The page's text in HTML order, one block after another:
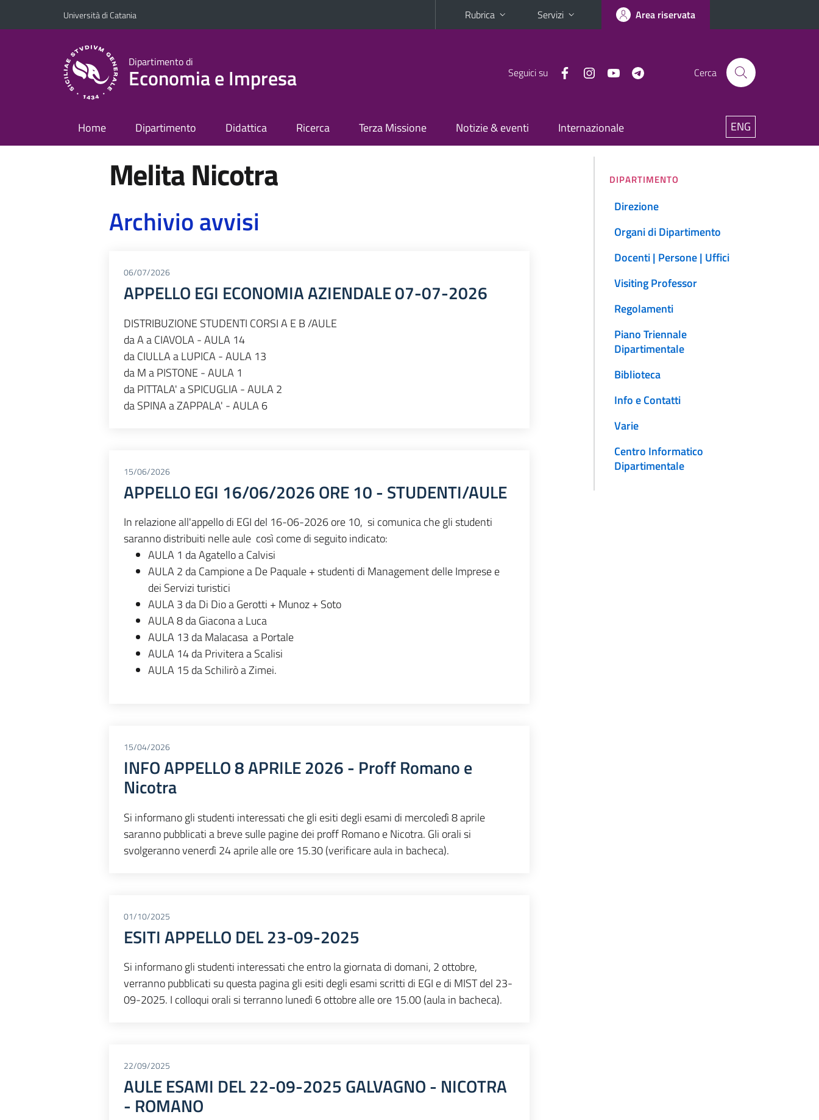
Vai al contenuto principale
Vai al menu di navigazione
Università di Catania Rubrica Servizi Area riservata
Dipartimento di
Economia e Impresa Seguici su Cerca
Home Dipartimento Didattica Ricerca Terza Missione Notizie & eventi Internazionale ENG
Melita Nicotra
Archivio avvisi
06/07/2026
APPELLO EGI ECONOMIA AZIENDALE 07-07-2026
DISTRIBUZIONE STUDENTI CORSI A E B /AULE
da A a CIAVOLA - AULA 14
da CIULLA a LUPICA - AULA 13
da M a PISTONE - AULA 1
da PITTALA' a SPICUGLIA - AULA 2
da SPINA a ZAPPALA' - AULA 6
15/06/2026
APPELLO EGI 16/06/2026 ORE 10 - STUDENTI/AULE
In relazione all'appello di EGI del 16-06-2026 ore 10, si comunica che gli studenti
saranno distribuiti nelle aule così come di seguito indicato:
AULA 1 da Agatello a Calvisi
AULA 2 da Campione a De Paquale + studenti di Management delle Imprese e
dei Servizi turistici
AULA 3 da Di Dio a Gerotti + Munoz + Soto
AULA 8 da Giacona a Luca
AULA 13 da Malacasa a Portale
AULA 14 da Privitera a Scalisi
AULA 15 da Schilirò a Zimei.
15/04/2026
INFO APPELLO 8 APRILE 2026 - Proff Romano e
Nicotra
Si informano gli studenti interessati che gli esiti degli esami di mercoledì 8 aprile
saranno pubblicati a breve sulle pagine dei proff Romano e Nicotra. Gli orali si
svolgeranno venerdì 24 aprile alle ore 15.30 (verificare aula in bacheca).
01/10/2025
ESITI APPELLO DEL 23-09-2025
Si informano gli studenti interessati che entro la giornata di domani, 2 ottobre,
verranno pubblicati su questa pagina gli esiti degli esami scritti di EGI e di MIST del 23-
09-2025. I colloqui orali si terranno lunedì 6 ottobre alle ore 15.00 (aula in bacheca).
22/09/2025
AULE ESAMI DEL 22-09-2025 GALVAGNO - NICOTRA
- ROMANO
DIPARTIMENTO
Direzione
Organi di Dipartimento
Docenti | Persone | Uffici
Visiting Professor
Regolamenti
Piano Triennale
Dipartimentale
Biblioteca
Info e Contatti
Varie
Centro Informatico
Dipartimentale